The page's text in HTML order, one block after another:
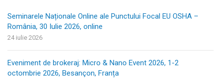
Seminarele Naționale Online ale Punctului Focal EU OSHA –
România, 30 Iulie 2026, online
24 iulie 2026
Eveniment de brokeraj: Micro & Nano Event 2026, 1-2
octombrie 2026, Besançon, Franța